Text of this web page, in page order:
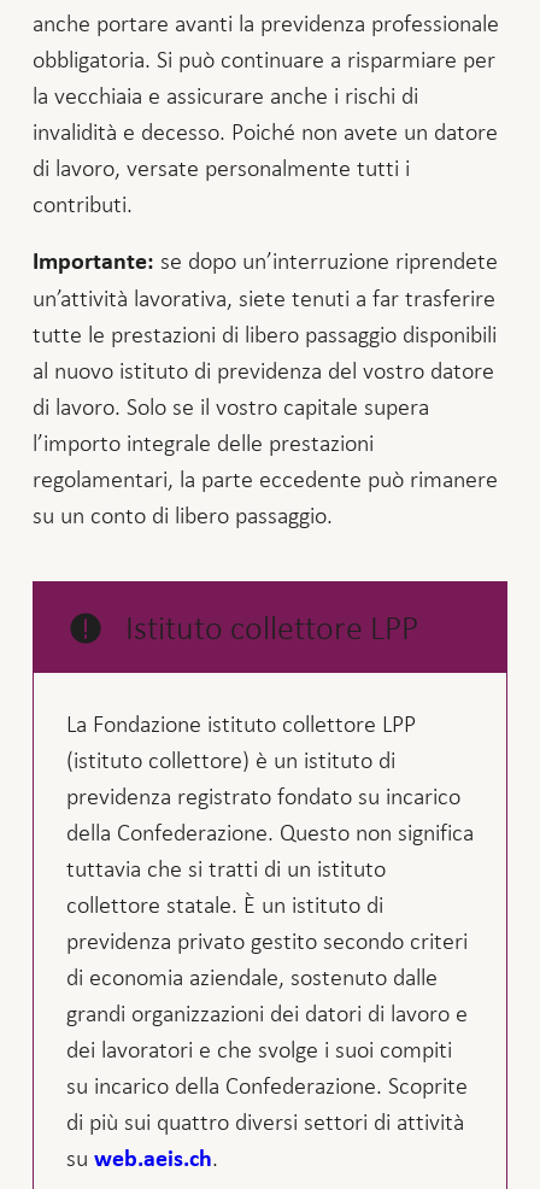
anche portare avanti la previdenza professionale
obbligatoria. Si può continuare a risparmiare per
la vecchiaia e assicurare anche i rischi di
invalidità e decesso. Poiché non avete un datore
di lavoro, versate personalmente tutti i
contributi.
Importante: se dopo un’interruzione riprendete
un’attività lavorativa, siete tenuti a far trasferire
tutte le prestazioni di libero passaggio disponibili
al nuovo istituto di previdenza del vostro datore
di lavoro. Solo se il vostro capitale supera
l’importo integrale delle prestazioni
regolamentari, la parte eccedente può rimanere
su un conto di libero passaggio.
Istituto collettore LPP
La Fondazione istituto collettore LPP
(istituto collettore) è un istituto di
previdenza registrato fondato su incarico
della Confederazione. Questo non significa
tuttavia che si tratti di un istituto
collettore statale. È un istituto di
previdenza privato gestito secondo criteri
di economia aziendale, sostenuto dalle
grandi organizzazioni dei datori di lavoro e
dei lavoratori e che svolge i suoi compiti
su incarico della Confederazione. Scoprite
di più sui quattro diversi settori di attività
su web.aeis.ch.